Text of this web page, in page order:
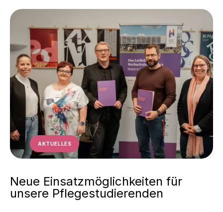
AKTUELLES
Neue Einsatzmöglichkeiten für
unsere Pflegestudierenden